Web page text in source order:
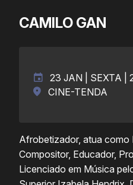
CAMILO GAN
23 JAN | SEXTA |
CINE-TENDA
Afrobetizador, atua como
Compositor, Educador,
Licenciado em Música